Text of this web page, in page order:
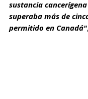
sustancia
superaba más de
permitido en Canadá"